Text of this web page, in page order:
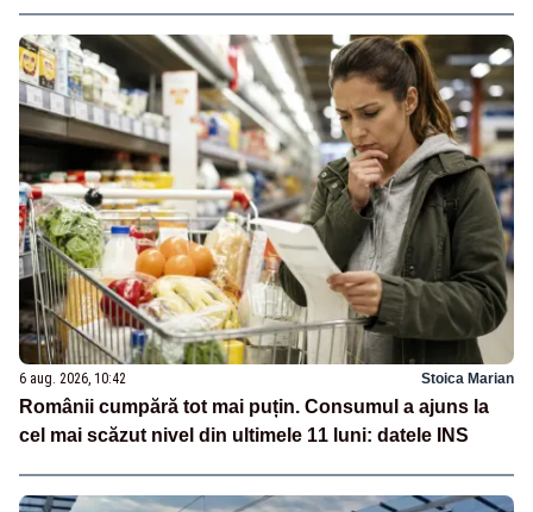
6 aug. 2026, 10:42 Stoica Marian
Românii cumpără tot mai puțin. Consumul a ajuns la
cel mai scăzut nivel din ultimele 11 luni: datele INS